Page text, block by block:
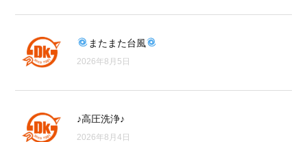
またまた台風
2026年8月5日
♪高圧洗浄♪
2026年8月4日